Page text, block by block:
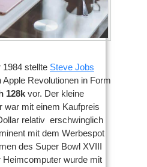
stellte Steve Jobs
Apple Revolutionen in Form
128k vor. Der kleine
war mit einem Kaufpreis
relativ erschwinglich
mit dem Werbespot
des Super Bowl XVIII
Heimcomputer wurde mit